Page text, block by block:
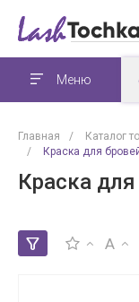
Меню
Главная / Каталог
/
Краска для
Краска
A